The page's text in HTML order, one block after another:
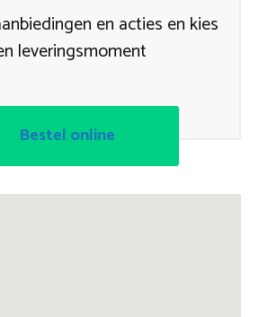
en acties en kies
leveringsmoment
Bestel online